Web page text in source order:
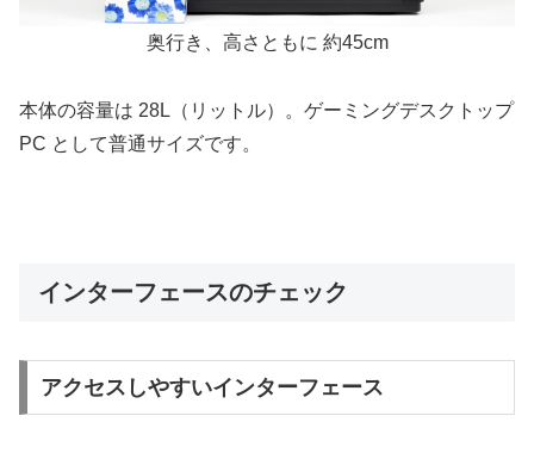
奥行き、高さともに 約45cm
本体の容量は 28L（リットル）。ゲーミングデスクトップ
PC として普通サイズです。
インターフェースのチェック
アクセスしやすいインターフェース